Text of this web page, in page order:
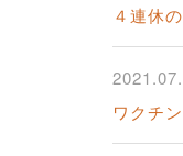
４連休
ワクチ